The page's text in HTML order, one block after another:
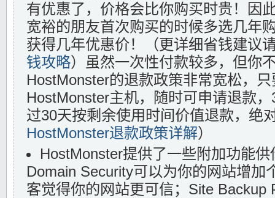
有优惠了，价格会比你购买时贵！因
宽裕的朋友首次购买的时候多选几年
获得几年优惠价！（更详细省钱建议
钱攻略）虽然一次性付款较多，但你
HostMonster的退款政策非常宽松，
HostMonster主机，随时可申请退款
过30天按剩余使用时间价值退款，绝
HostMonster退款政策详解）
HostMonster提供了一些附加功能
Domain Security可以为你的网站增加
客觉得你的网站更可信；Site Backup